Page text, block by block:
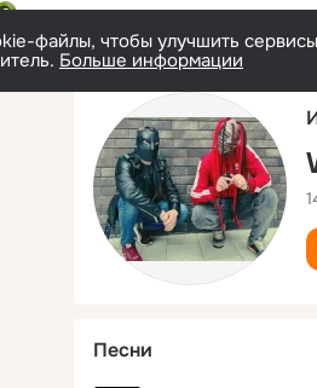
файлы, чтобы улучшить
Больше информации
Песни